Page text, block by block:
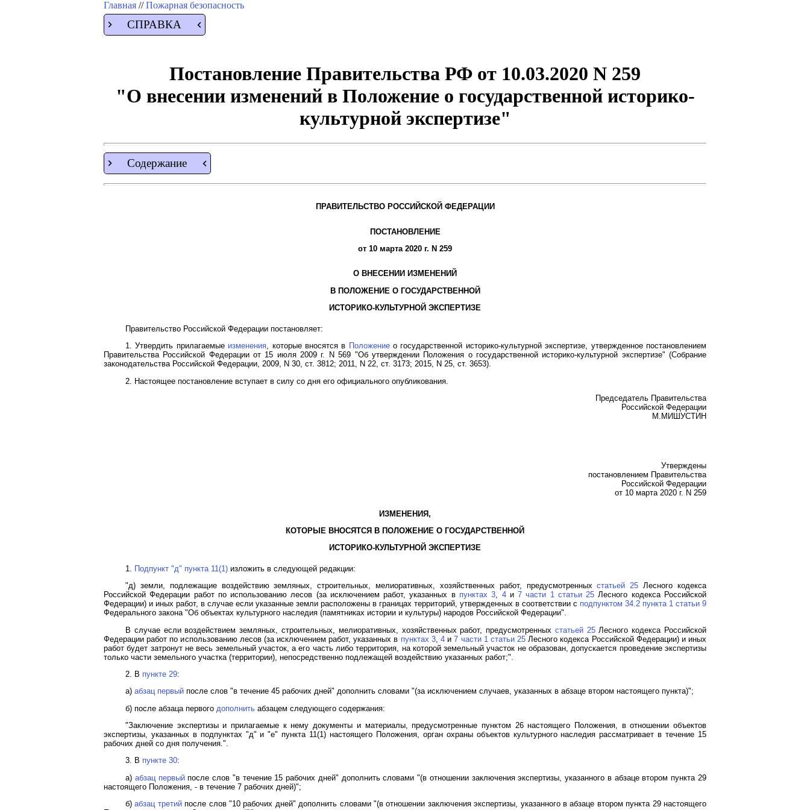
Главная //Пожарная безопасность
СПРАВКА
Постановление Правительства РФ от 10.03.2020 N 259
"О внесении изменений в Положение о государственной историко-
культурной экспертизе"
Содержание
ПРАВИТЕЛЬСТВО РОССИЙСКОЙ ФЕДЕРАЦИИ
ПОСТАНОВЛЕНИЕ
от 10 марта 2020 г. N 259
О ВНЕСЕНИИ ИЗМЕНЕНИЙ
В ПОЛОЖЕНИЕ О ГОСУДАРСТВЕННОЙ
ИСТОРИКО-КУЛЬТУРНОЙ ЭКСПЕРТИЗЕ
Правительство Российской Федерации постановляет:
1. Утвердить прилагаемые изменения, которые вносятся в Положениео государственной историко-культурной экспертизе, утвержденное постановлением
Правительства Российской Федерации от 15 июля 2009 г. N 569 "Об утверждении Положения о государственной историко-культурной экспертизе" (Собрание
законодательства Российской Федерации, 2009, N 30, ст. 3812; 2011, N 22, ст. 3173; 2015, N 25, ст. 3653).
2. Настоящее постановление вступает в силу со дня его официального опубликования.
Председатель Правительства
Российской Федерации
М.МИШУСТИН
Утверждены
постановлением Правительства
Российской Федерации
от 10 марта 2020 г. N 259
ИЗМЕНЕНИЯ,
КОТОРЫЕ ВНОСЯТСЯ В ПОЛОЖЕНИЕ О ГОСУДАРСТВЕННОЙ
ИСТОРИКО-КУЛЬТУРНОЙ ЭКСПЕРТИЗЕ
1. Подпункт "д" пункта 11(1) изложить в следующей редакции:
"д) земли, подлежащие воздействию земляных, строительных, мелиоративных, хозяйственных работ, предусмотренныхстатьей 25 Лесного кодекса
Российской Федерации работ по использованию лесов (за исключением работ, указанных в пунктах 3, 4и7 части 1 статьи 25 Лесного кодекса Российской
Федерации) и иных работ, в случае если указанные земли расположены в границах территорий, утвержденных в соответствии с подпунктом 34.2 пункта 1 статьи 9
Федерального закона "Об объектах культурного наследия (памятниках истории и культуры) народов Российской Федерации".
В случае если воздействием земляных, строительных, мелиоративных, хозяйственных работ, предусмотренных статьей 25Лесного кодекса Российской
Федерации работ по использованию лесов (за исключением работ, указанных в пунктах 3,4 и7 части 1 статьи 25 Лесного кодекса Российской Федерации) и иных
работ будет затронут не весь земельный участок, а его часть либо территория, на которой земельный участок не образован, допускается проведение экспертизы
только части земельного участка (территории), непосредственно подлежащей воздействию указанных работ;".
2. В пункте 29:
а) абзац первый после слов "в течение 45 рабочих дней" дополнить словами "(за исключением случаев, указанных в абзаце втором настоящего пункта)";
б) после абзаца первого дополнить абзацем следующего содержания:
"Заключение экспертизы и прилагаемые к нему документы и материалы, предусмотренные пунктом 26 настоящего Положения, в отношении объектов
экспертизы, указанных в подпунктах "д" и "е" пункта 11(1) настоящего Положения, орган охраны объектов культурного наследия рассматривает в течение 15
рабочих дней со дня получения.".
3. В пункте 30:
а) абзац первыйпосле слов "в течение 15 рабочих дней" дополнить словами "(в отношении заключения экспертизы, указанного в абзаце втором пункта 29
настоящего Положения, - в течение 7 рабочих дней)";
б)абзац третийпосле слов "10 рабочих дней" дополнить словами "(в отношении заключения экспертизы, указанного в абзаце втором пункта 29 настоящего